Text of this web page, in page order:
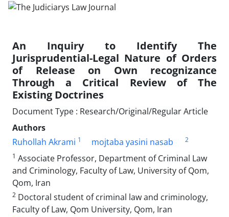
An Inquiry to Identify The
Jurisprudential-Legal Nature of Orders
of Release on Own recognizance
Through a Critical Review of The
Existing Doctrines
Document Type : Research/Original/Regular Article
Authors
Ruhollah Akrami 1 mojtaba yasini nasab
2
1 Associate Professor, Department of Criminal Law
and Criminology, Faculty of Law, University of Qom,
Qom, Iran
2 Doctoral student of criminal law and criminology,
Faculty of Law, Qom University, Qom, Iran